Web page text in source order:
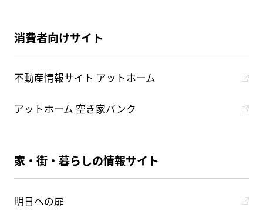
消費者向けサイト
不動産情報サイト アットホーム
アットホーム 空き家バンク
家・街・暮らしの情報サイト
明日への扉